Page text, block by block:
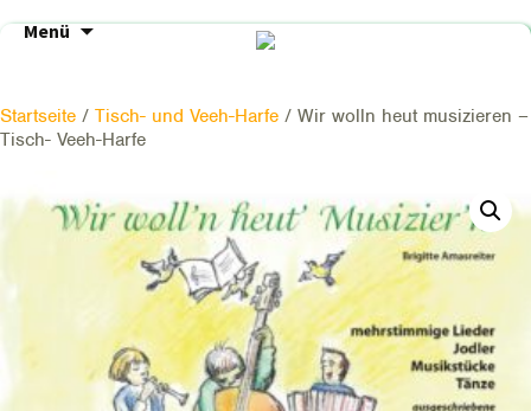
Menü
Zum
Startseite / Tisch- und Veeh-Harfe / Wir wolln heut musizieren –
Tisch- Veeh-Harfe